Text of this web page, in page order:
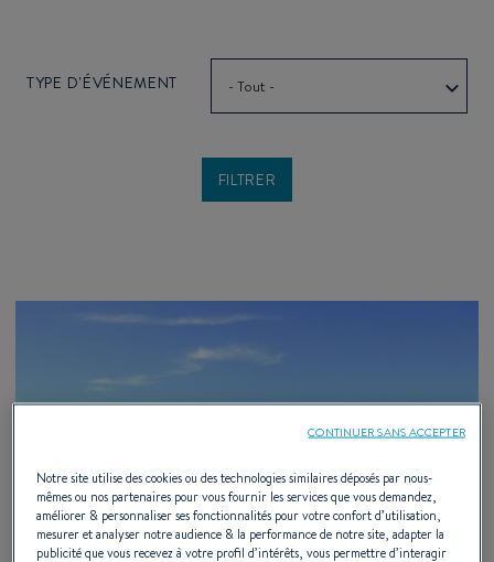
TYPE D'ÉVÉNEMENT - Tout -
Notre site utilise des cookies ou des technologies similaires déposés par nous-
mêmes ou nos partenaires pour vous fournir les services que vous demandez,
améliorer & personnaliser ses fonctionnalités pour votre confort d’utilisation,
mesurer et analyser notre audience & la performance de notre site, adapter la
publicité que vous recevez à votre profil d’intérêts, vous permettre d’interagir
CONTINUER SANS ACCEPTER